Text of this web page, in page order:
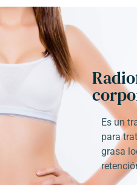
Es un
para
grasa